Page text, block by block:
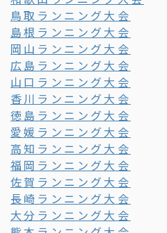
鳥取ランニング大会
島根ランニング大会
岡山ランニング大会
広島ランニング大会
山口ランニング大会
香川ランニング大会
徳島ランニング大会
愛媛ランニング大会
高知ランニング大会
福岡ランニング大会
佐賀ランニング大会
長崎ランニング大会
大分ランニング大会